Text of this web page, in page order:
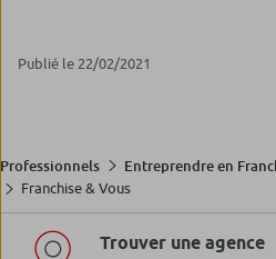
Publié le 22/02/2021
Professionnels
Entreprendre en
Franchise & Vous
Trouver une agence